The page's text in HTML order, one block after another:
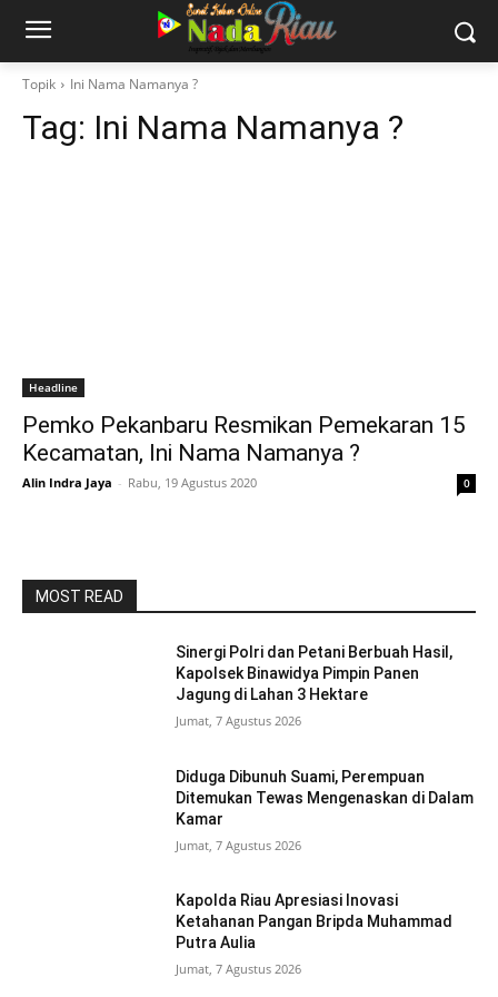
Topik Ini Nama Namanya ?
Tag: Ini Nama Namanya ?
Headline
Pemko Pekanbaru Resmikan Pemekaran 15
Kecamatan, Ini Nama Namanya ?
Alin Indra Jaya - Rabu, 19 Agustus 2020 0
MOST READ
Sinergi Polri dan Petani Berbuah Hasil,
Kapolsek Binawidya Pimpin Panen
Jagung di Lahan 3 Hektare
Jumat, 7 Agustus 2026
Diduga Dibunuh Suami, Perempuan
Ditemukan Tewas Mengenaskan di Dalam
Kamar
Jumat, 7 Agustus 2026
Kapolda Riau Apresiasi Inovasi
Ketahanan Pangan Bripda Muhammad
Putra Aulia
Jumat, 7 Agustus 2026